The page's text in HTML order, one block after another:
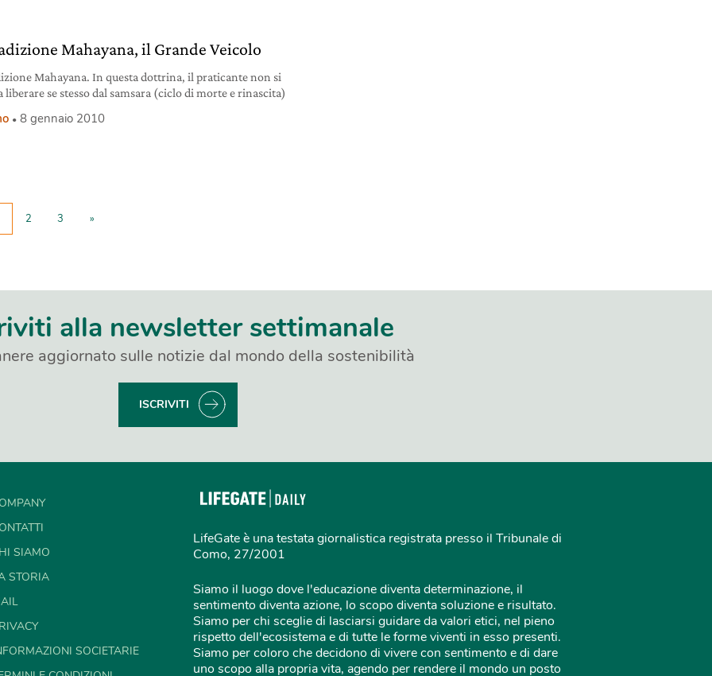
Mahayana, il Grande Veicolo
Mahayana. In questa dottrina, il praticante non si
liberare se stesso dal samsara (ciclo di morte e rinascita)
8 gennaio 2010
2 3 »
alla newsletter settimanale
aggiornato sulle notizie dal mondo della sostenibilità
ISCRIVITI
SIAMO
STORIA
SOCIETARIE
LifeGate è una testata giornalistica registrata presso il Tribunale di
Como, 27/2001
Siamo il luogo dove l'educazione diventa determinazione, il
sentimento diventa azione, lo scopo diventa soluzione e risultato.
Siamo per chi sceglie di lasciarsi guidare da valori etici, nel pieno
rispetto dell'ecosistema e di tutte le forme viventi in esso presenti.
Siamo per coloro che decidono di vivere con sentimento e di dare
uno scopo alla propria vita, agendo per rendere il mondo un posto